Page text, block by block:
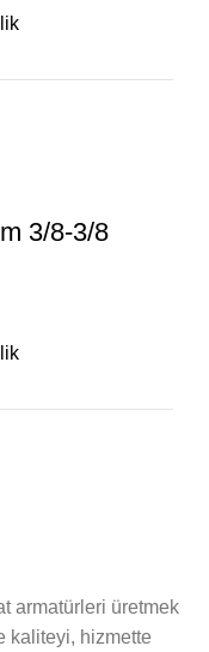
3/8-3/8
armatürleri üretmek
kaliteyi, hizmette